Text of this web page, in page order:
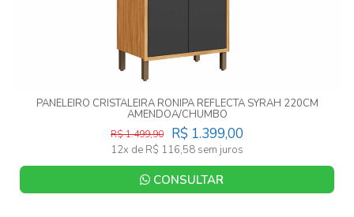
PANELEIRO CRISTALEIRA RONIPA REFLECTA SYRAH 220CM
AMENDOA/CHUMBO
R$ 1.399,00
R$ 1.499,90
12x de R$ 116,58 sem juros
CONSULTAR